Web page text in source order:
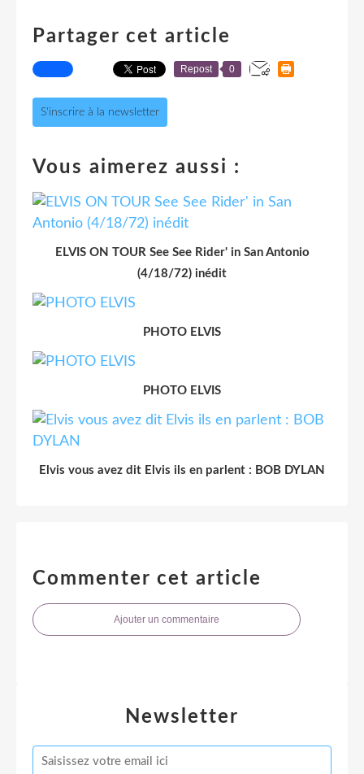
Partager cet article
Repost 0
S'inscrire à la newsletter
Vous aimerez aussi :
ELVIS ON TOUR See See Rider' in San Antonio
(4/18/72) inédit
PHOTO ELVIS
PHOTO ELVIS
Elvis vous avez dit Elvis ils en parlent : BOB DYLAN
Commenter cet article
Ajouter un commentaire
Newsletter